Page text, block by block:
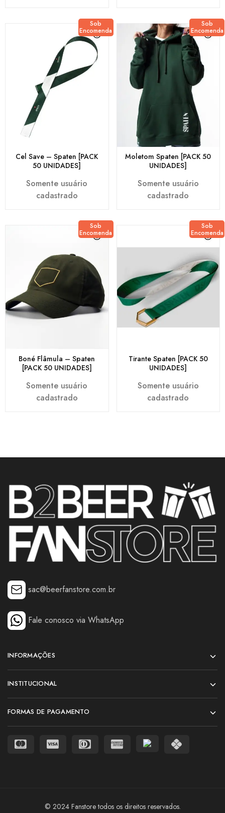
Sob
Encomenda
Cel Save – Spaten [PACK
50 UNIDADES]
Somente usuário
cadastrado
Sob
Encomenda
Moletom Spaten [PACK 50
UNIDADES]
Somente usuário
cadastrado
Sob
Encomenda
Boné Flâmula – Spaten
[PACK 50 UNIDADES]
Somente usuário
cadastrado
Sob
Encomenda
Tirante Spaten [PACK 50
UNIDADES]
Somente usuário
cadastrado
sac@beerfanstore.com.br
Fale conosco via WhatsApp
INFORMAÇÕES
INSTITUCIONAL
FORMAS DE PAGAMENTO
© 2024 Fanstore todos os direitos reservados.